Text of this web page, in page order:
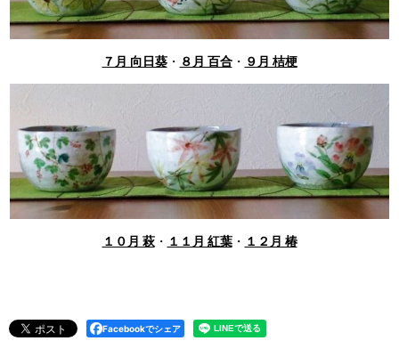
７月 向日葵・ ８月 百合・ ９月 桔梗
１０月 萩・ １１月 紅葉・ １２月 椿
Facebookでシェア